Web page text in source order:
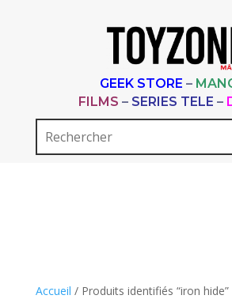
GEEK STORE –
FILMS – SERIES TELE –
Accueil / Produits identifiés “iron hide”